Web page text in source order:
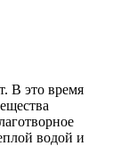
В это время
водой и